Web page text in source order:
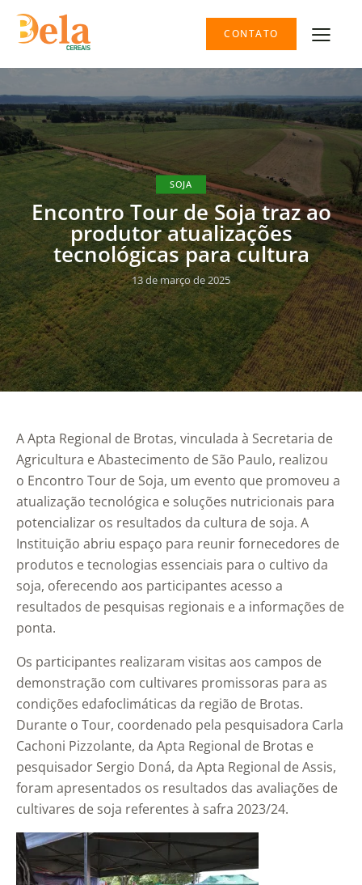
CONTATO
SOJA
Encontro Tour de Soja traz ao
produtor atualizações
tecnológicas para cultura
13 de março de 2025
A Apta Regional de Brotas, vinculada à Secretaria de
Agricultura e Abastecimento de São Paulo, realizou
o Encontro Tour de Soja, um evento que promoveu a
atualização tecnológica e soluções nutricionais para
potencializar os resultados da cultura de soja. A
Instituição abriu espaço para reunir fornecedores de
produtos e tecnologias essenciais para o cultivo da
soja, oferecendo aos participantes acesso a
resultados de pesquisas regionais e a informações de
ponta.
Os participantes realizaram visitas aos campos de
demonstração com cultivares promissoras para as
condições edafoclimáticas da região de Brotas.
Durante o Tour, coordenado pela pesquisadora Carla
Cachoni Pizzolante, da Apta Regional de Brotas e
pesquisador Sergio Doná, da Apta Regional de Assis,
foram apresentados os resultados das avaliações de
cultivares de soja referentes à safra 2023/24.